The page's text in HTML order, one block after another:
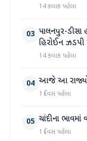
14 કલાક પહેલા
03 પાલનપુર-
હિરોઈન ઝડપી
14 કલાક પહેલા
04 આજે આ
1 દિવસ પહેલા
05 ચાંદીના
1 દિવસ પહેલા